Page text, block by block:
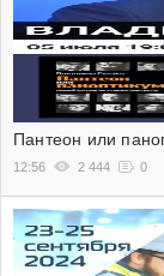
Пантеон или
12:56 2 444 0